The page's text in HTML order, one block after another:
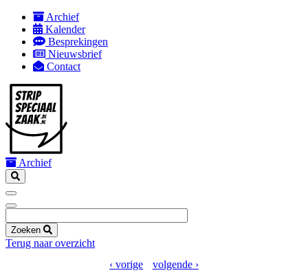
Secondary
navigation
Archief
Kalender
Besprekingen
Nieuwsbrief
Contact
Archief
Zoeken
Terug naar overzicht
‹ vorige
volgende ›